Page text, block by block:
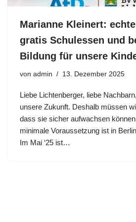
Marianne Kleinert:
gratis Schulessen und
Bildung für unsere
von admin 13. Dezember 2025
Liebe Lichtenberger, liebe
unsere Zukunft. Deshalb müssen
dass sie sicher aufwachsen
minimale Voraussetzung ist in
Im Mai ‘25 ist…